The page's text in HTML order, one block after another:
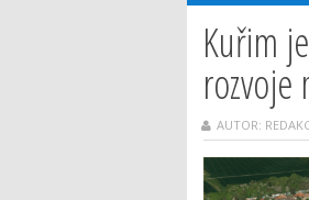
Kuřim
rozvoje
AUTOR: